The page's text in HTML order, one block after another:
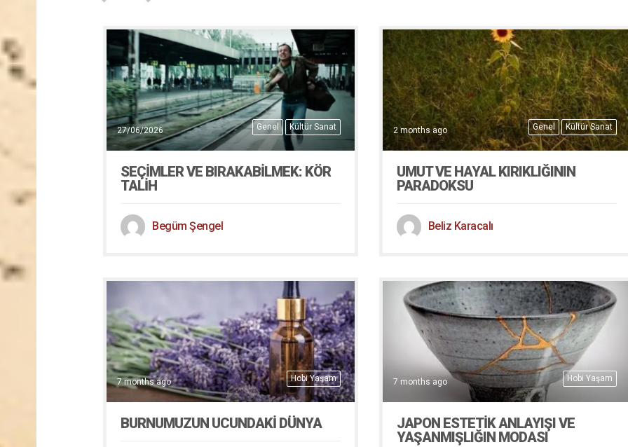
Genel Kültür Sanat
27/06/2026
SEÇIMLER VE BIRAKABILMEK: KÖR
TALIH
Begüm Şengel
Genel Kültür Sanat
2 months ago
UMUT VE HAYAL KIRIKLIĞININ
PARADOKSU
Beliz Karacalı
Hobi Yaşam
7 months ago
BURNUMUZUN UCUNDAKİ DÜNYA
Hobi Yaşam
7 months ago
JAPON ESTETİK ANLAYIŞI VE
YAŞANMIŞLIĞIN MODASI